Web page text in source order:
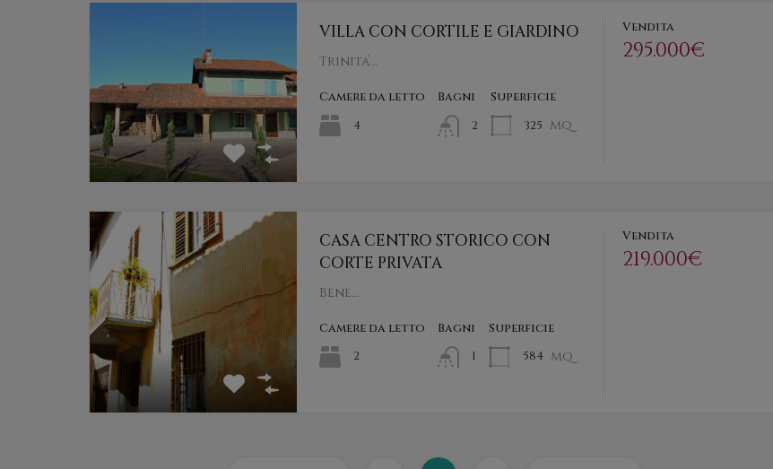
VILLA CON CORTILE E GIARDINO
Trinita’…
Camere da letto
4
Bagni
2
Superficie
325 mq
Vendita
295.000€
CASA CENTRO STORICO CON
CORTE PRIVATA
Bene…
Camere da letto
2
Bagni
1
Superficie
584 mq
Vendita
219.000€